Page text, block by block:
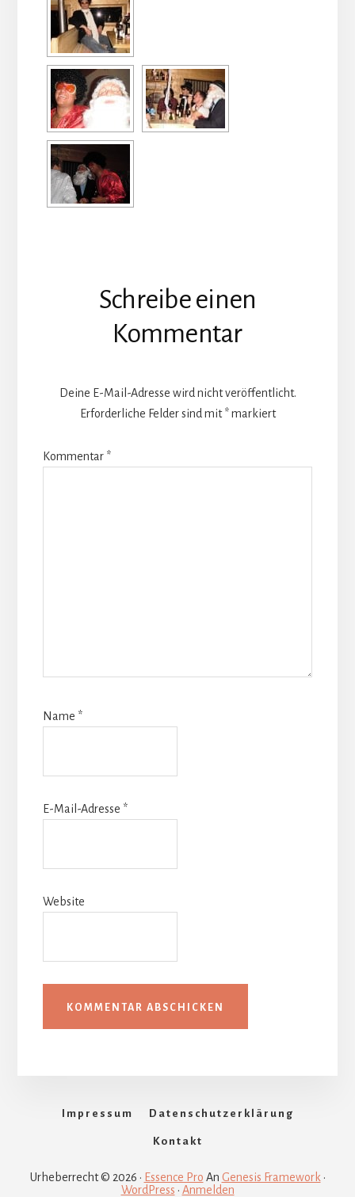
Interaktionen
Schreibe einen
Kommentar
Deine E-Mail-Adresse wird nicht veröffentlicht.
Erforderliche Felder sind mit*markiert
Kommentar *
Name *
E-Mail-Adresse *
Website
Impressum Datenschutzerklärung
Kontakt
Urheberrecht © 2026 · Essence Pro An Genesis Framework ·
WordPress · Anmelden